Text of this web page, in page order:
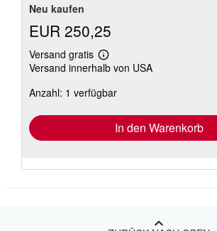
Neu kaufen
EUR 250,25
Versand gratis
Weitere
Informationen
Versandkosten
Versand innerhalb von USA
Anzahl: 1 verfügbar
In den Warenkorb